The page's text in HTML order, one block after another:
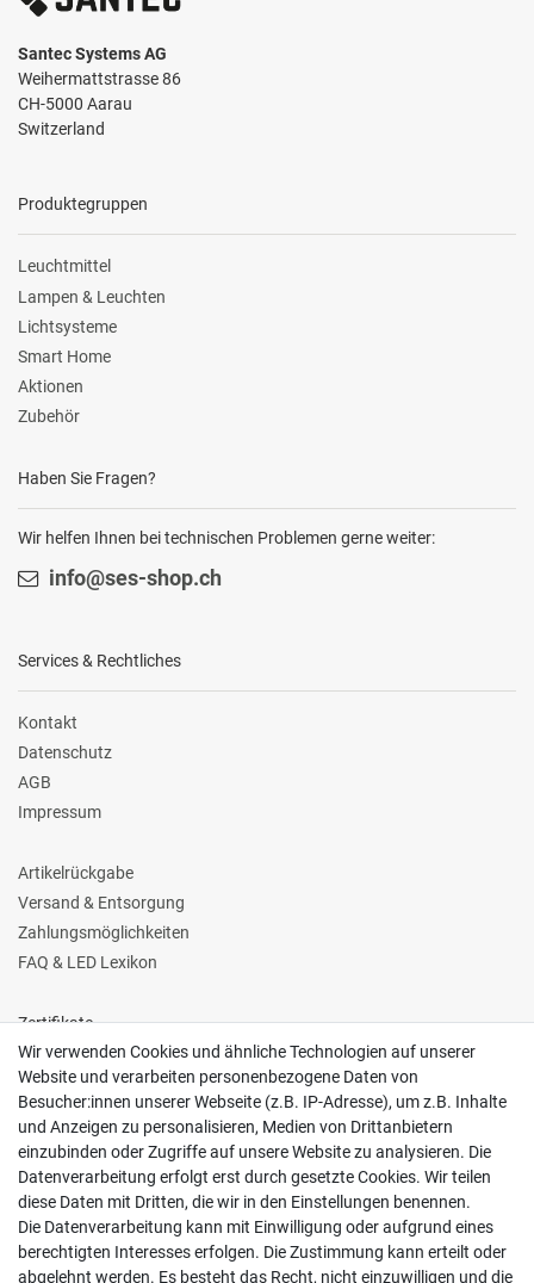
Santec Systems AG
Weihermattstrasse 86
CH-5000 Aarau
Switzerland
Produktegruppen
Leuchtmittel
Lampen & Leuchten
Lichtsysteme
Smart Home
Aktionen
Zubehör
Haben Sie Fragen?
Wir helfen Ihnen bei technischen Problemen gerne weiter:
info@ses-shop.ch
Services & Rechtliches
Kontakt
Datenschutz
AGB
Impressum
Artikelrückgabe
Versand & Entsorgung
Zahlungsmöglichkeiten
FAQ & LED Lexikon
Zertifikate
Wir verwenden Cookies und ähnliche Technologien auf unserer
Website und verarbeiten personenbezogene Daten von
Besucher:innen unserer Webseite (z.B. IP-Adresse), um z.B. Inhalte
und Anzeigen zu personalisieren, Medien von Drittanbietern
einzubinden oder Zugriffe auf unsere Website zu analysieren. Die
Datenverarbeitung erfolgt erst durch gesetzte Cookies. Wir teilen
diese Daten mit Dritten, die wir in den Einstellungen benennen.
Die Datenverarbeitung kann mit Einwilligung oder aufgrund eines
berechtigten Interesses erfolgen. Die Zustimmung kann erteilt oder
abgelehnt werden. Es besteht das Recht, nicht einzuwilligen und die